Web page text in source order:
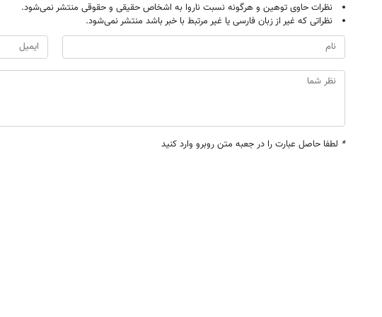
نظرات حاوی توهین و هرگونه نسبت ناروا به اشخاص حقیقی و حقوقی منتشر نمی‌شود.
نظراتی که غیر از زبان فارسی یا غیر مرتبط با خبر باشد منتشر نمی‌شود.
* لطفا حاصل عبارت را در جعبه متن روبرو وارد کنید